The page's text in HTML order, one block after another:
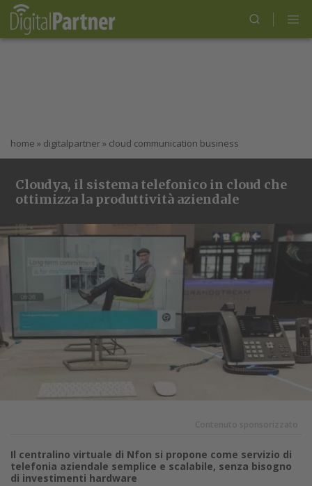
home » digitalpartner» cloud communication business
Cloudya, il sistema telefonico in cloud che
ottimizza la produttività aziendale
Il centralino virtuale di Nfon si propone come servizio di
telefonia aziendale semplice e scalabile, senza bisogno
di investimenti hardware